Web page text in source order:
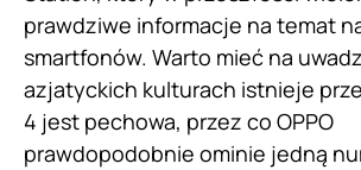
prawdziwe informacje na temat
smartfonów. Warto mieć na
azjatyckich kulturach istnieje
4 jest pechowa, przez co OPPO
prawdopodobnie ominie jedną